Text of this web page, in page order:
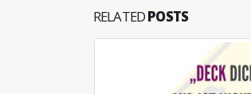
RELATEDPOSTS